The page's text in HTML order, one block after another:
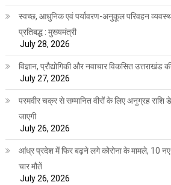
स्वच्छ, आधुनिक एवं पर्यावरण-अनुकूल परिवहन
प्रतिबद्ध : मुख्यमंत्री
July 28, 2026
विज्ञान, प्रौद्योगिकी और नवाचार विकसित उत्तराखंड
July 27, 2026
परमवीर चक्र से सम्मानित वीरों के लिए अनुग्रह
जाएगी
July 26, 2026
आंध्र प्रदेश में फिर बढ़ने लगे कोरोना के मामले, 10
चार मौतें
July 26, 2026